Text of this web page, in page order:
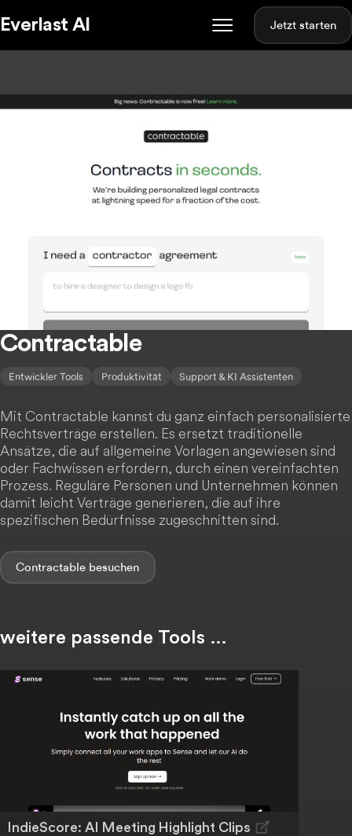
Everlast AI Jetzt starten
Contractable
Entwickler Tools Produktivität Support & KI Assistenten
Mit Contractable kannst du ganz einfach personalisierte
Rechtsverträge erstellen. Es ersetzt traditionelle
Ansätze, die auf allgemeine Vorlagen angewiesen sind
oder Fachwissen erfordern, durch einen vereinfachten
Prozess. Reguläre Personen und Unternehmen können
damit leicht Verträge generieren, die auf ihre
spezifischen Bedürfnisse zugeschnitten sind.
Contractable
weitere passende Tools …
IndieScore: AI Meeting Highlight Clips